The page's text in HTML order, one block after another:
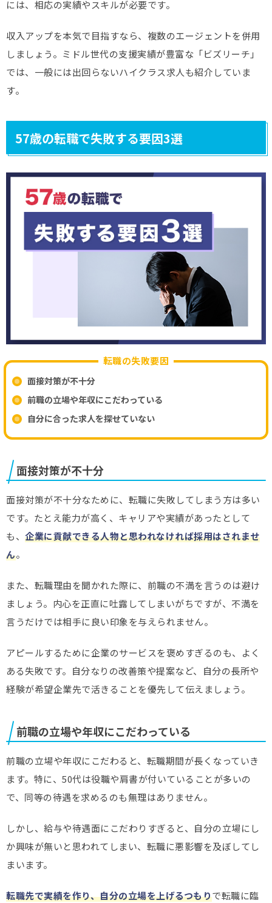
には、相応の実績やスキルが必要です。
収入アップを本気で目指すなら、複数のエージェントを併用
しましょう。ミドル世代の支援実績が豊富な「ビズリーチ」
では、一般には出回らないハイクラス求人も紹介していま
す。
57歳の転職で失敗する要因3選
転職の失敗要因
面接対策が不十分
前職の立場や年収にこだわっている
自分に合った求人を探せていない
面接対策が不十分
面接対策が不十分なために、転職に失敗してしまう方は多い
です。たとえ能力が高く、キャリアや実績があったとして
も、 企業に貢献できる人物と思われなければ採用はされませ
ん。
また、転職理由を聞かれた際に、前職の不満を言うのは避け
ましょう。内心を正直に吐露してしまいがちですが、不満を
言うだけでは相手に良い印象を与えられません。
アピールするために企業のサービスを褒めすぎるのも、よく
ある失敗です。自分なりの改善策や提案など、自分の長所や
経験が希望企業先で活きることを優先して伝えましょう。
前職の立場や年収にこだわっている
前職の立場や年収にこだわると、転職期間が長くなっていき
ます。特に、50代は役職や肩書が付いていることが多いの
で、同等の待遇を求めるのも無理はありません。
しかし、給与や待遇面にこだわりすぎると、自分の立場にし
か興味が無いと思われてしまい、転職に悪影響を及ぼしてし
まいます。
転職先で実績を作り、自分の立場を上げるつもりで転職に臨